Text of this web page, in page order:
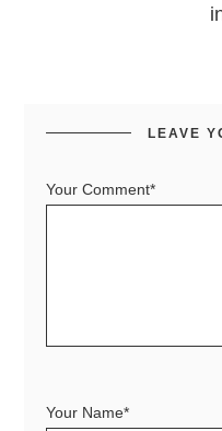
LEAVE
Your Comment*
Your Name*